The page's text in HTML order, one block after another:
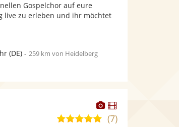
bereit.
Sternen
Gospelchor auf eure
live zu erleben und ihr möchtet
(DE)- 259 km von Heidelberg
Dieser
Künstler
Dieser
Künstler
5,0(7)